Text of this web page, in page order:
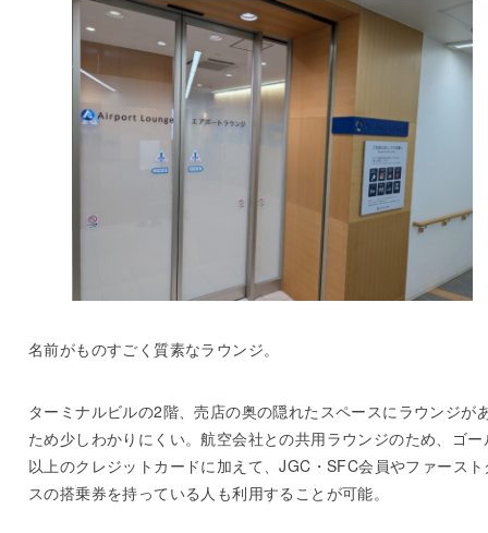
名前がものすごく質素なラウンジ。
ターミナルビルの2階、売店の奥の隠れたスペースにラウンジが
ため少しわかりにくい。航空会社との共用ラウンジのため、ゴー
以上のクレジットカードに加えて、JGC・SFC会員やファース
スの搭乗券を持っている人も利用することが可能。